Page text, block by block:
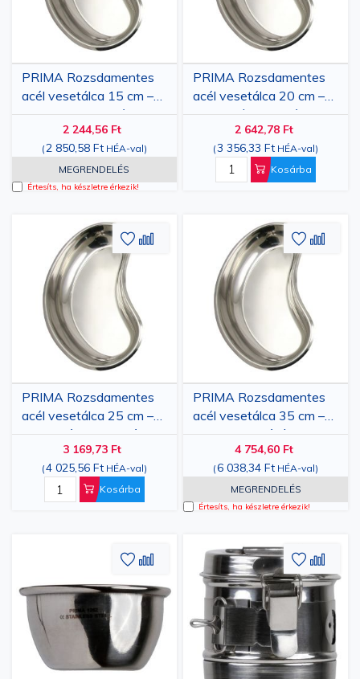
PRIMA Rozsdamentes
acél vesetálca 15 cm –
Kompakt orvosi tálca
2 244,56 Ft
(2 850,58 Ft HÉA-val)
MEGRENDELÉS
Értesíts, ha készletre érkezik!
PRIMA Rozsdamentes
acél vesetálca 20 cm –
sokoldalú orvosi tálca
2 642,78 Ft
(3 356,33 Ft HÉA-val)
Kosárba
PRIMA Rozsdamentes
acél vesetálca 25 cm –
Univerzális orvosi tálca
3 169,73 Ft
(4 025,56 Ft HÉA-val)
Kosárba
Hozzáadás
kívánságlistához
Hozzáadás
összehasonlításhoz
PRIMA Rozsdamentes
acél vesetálca 35 cm –
nagy kapacitású orvosi
4 754,60 Ft
(6 038,34 Ft HÉA-val)
MEGRENDELÉS
Értesíts, ha készletre érkezik!
Hozzáadás
kívánságlistához
Hozzáadás
összehasonlításhoz
a az